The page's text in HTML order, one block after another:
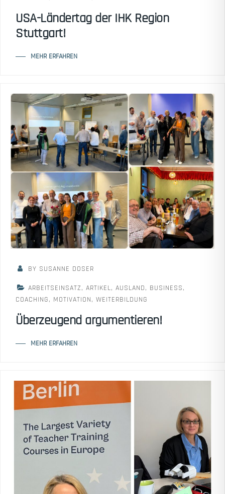
USA-Ländertag der IHK Region
Stuttgart!
MEHR ERFAHREN
BY SUSANNE DOSER
ARBEITSEINSATZ, ARTIKEL, AUSLAND, BUSINESS,
COACHING, MOTIVATION, WEITERBILDUNG
Überzeugend argumentieren!
MEHR ERFAHREN